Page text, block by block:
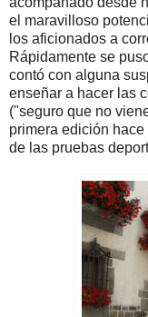
el maravilloso
los aficionados a
Rápidamente se
contó con alguna
enseñar a hacer las
("seguro que no
primera edición
de las pruebas